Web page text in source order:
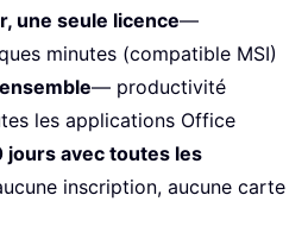
une seule licence—
minutes (compatible MSI)
— productivité
les applications Office
jours avec toutes les
inscription, aucune carte